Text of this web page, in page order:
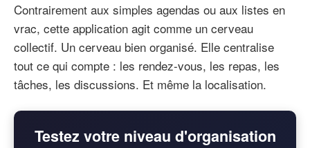
Contrairement aux simples agendas ou aux listes en
vrac, cette application agit comme un cerveau
collectif. Un cerveau bien organisé. Elle centralise
tout ce qui compte : les rendez-vous, les repas, les
tâches, les discussions. Et même la localisation.
Testez votre niveau d'organisation